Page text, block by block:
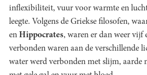
inflexibiliteit, vuur voor warmte en
leegte. Volgens de Griekse filosofen,
en Hippocrates, waren er dan weer vijf
verbonden waren aan de verschillende
water werd verbonden met slijm, aarde